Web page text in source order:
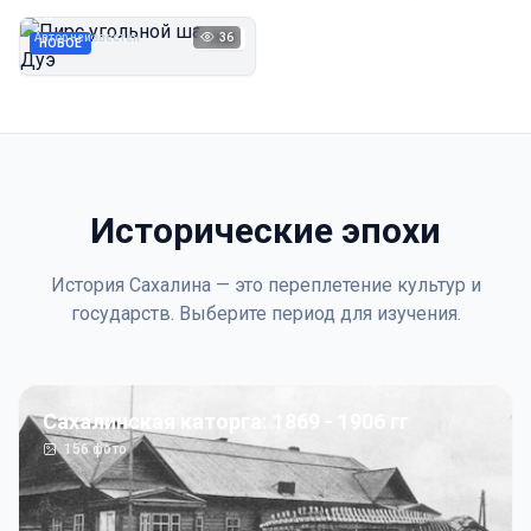
НОВОЕ 1923
Автор неизвестен 36
Исторические эпохи
История Сахалина — это переплетение культур и
государств. Выберите период для изучения.
Сахалинская каторга: 1869 - 1906 гг
156фото